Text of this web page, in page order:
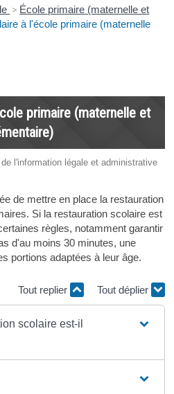
> École primaire (maternelle et
à l'école primaire (maternelle
primaire (maternelle et
l'information légale et administrative
de mettre en place la restauration
Si la restauration scolaire est
règles, notamment garantir
d'au moins 30 minutes, une
portions adaptées à leur âge.
Tout replier Tout déplier
scolaire est-il